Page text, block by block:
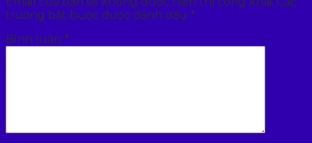
trường bắt buộc được đánh dấu *
Bình luận *